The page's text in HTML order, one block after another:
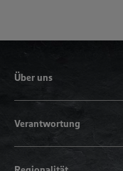
Über uns
Verantwortung